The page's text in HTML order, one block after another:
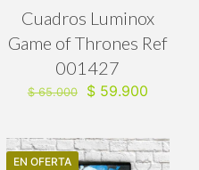
Cuadros Luminox
Game of Thrones Ref
001427
$65.000
El
era:
$ 65.000.
$59.900El
es:
$
EN OFERTA